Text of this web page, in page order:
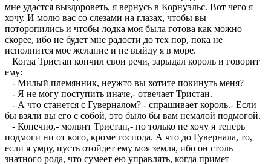
мне удастся выздороветь, я вернусь в Корнуэльс. Вот чего я
хочу. И молю вас со слезами на глазах, чтобы вы
поторопились и чтобы лодка моя была готова как можно
скорее, ибо не будет мне радости до тех пор, пока не
исполнится мое желание и не выйду я в море.
Когда Тристан кончил свои речи, зарыдал король и говорит
ему:
- Милый племянник, неужто вы хотите покинуть меня?
- Я не могу поступить иначе,- отвечает Тристан.
- А что станется с Гуверналом? - спрашивает король.- Если
бы взяли вы его с собой, это было бы вам немалой подмогой.
- Конечно,- молвит Тристан,- но только не хочу я теперь
подмоги ни от кого, кроме господа. А что до Гувернала, то,
если я умру, пусть отойдет ему моя земля, ибо он столь
знатного рода, что сумеет ею управлять, когда примет